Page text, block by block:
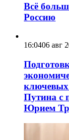
Всё
Россию
16:0406 авг
ключевых
Путина с
Юрием